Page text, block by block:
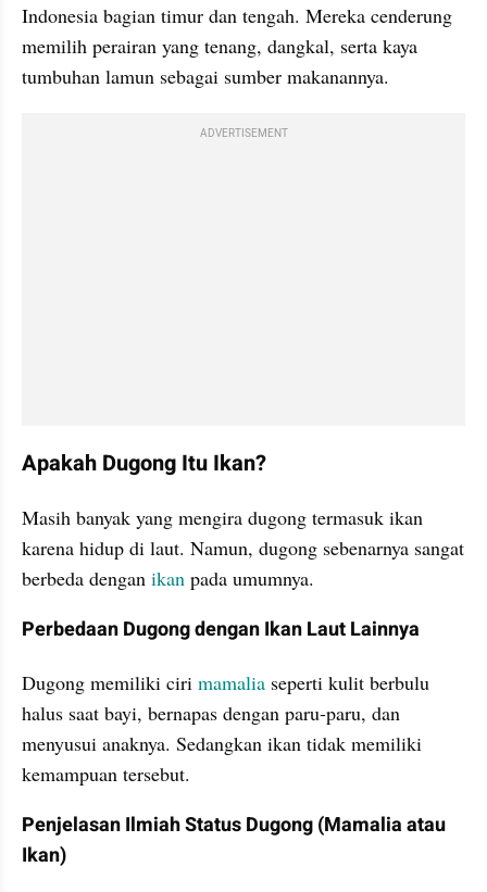
Indonesia bagian timur dan tengah. Mereka cenderung
memilih perairan yang tenang, dangkal, serta kaya
tumbuhan lamun sebagai sumber makanannya.
ADVERTISEMENT
Apakah Dugong Itu Ikan?
Masih banyak yang mengira dugong termasuk ikan
karena hidup di laut. Namun, dugong sebenarnya sangat
berbeda dengan ikan pada umumnya.
Perbedaan Dugong dengan Ikan Laut Lainnya
Dugong memiliki ciri mamalia seperti kulit berbulu
halus saat bayi, bernapas dengan paru-paru, dan
menyusui anaknya. Sedangkan ikan tidak memiliki
kemampuan tersebut.
Penjelasan Ilmiah Status Dugong (Mamalia atau
Ikan)